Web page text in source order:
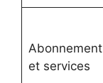
Abonnement
et services